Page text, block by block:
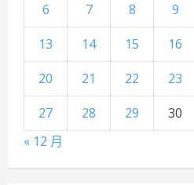
6
7 8 9
13
14 15 16
20
21 22 23
27
28 29 30
« 12 月